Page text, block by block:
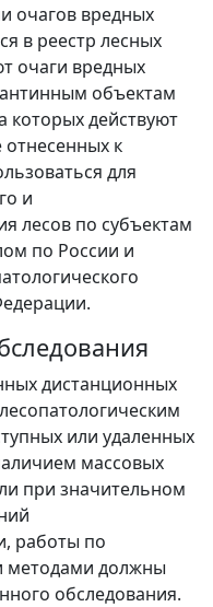
очагов вредных
в реестр лесных
очаги вредных
объектам
которых действуют
к
для
и
лесов по субъектам
по России и
дистанционных
или удаленных
массовых
при значительном
работы по
должны
обследования.